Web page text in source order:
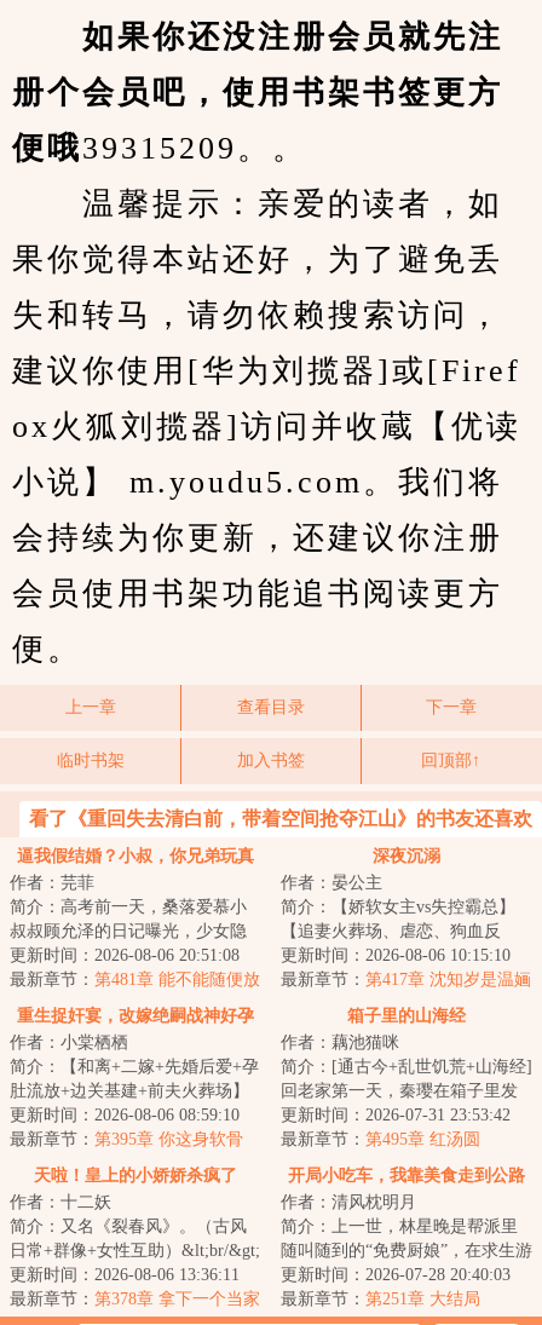
如果你还没注册会员就先注
册个会员吧，使用书架书签更方
便哦39315209。。
温馨提示：亲爱的读者，如
果你觉得本站还好，为了避免丢
失和转马，请勿依赖搜索访问，
建议你使用[华为刘揽器]或[Firef
ox火狐刘揽器]访问并收蔵【优读
小说】 m.youdu5.com。我们将
会持续为你更新，还建议你注册
会员使用书架功能追书阅读更方
便。
上一章 查看目录 下一章
临时书架 加入书签 回顶部↑
看了《重回失去清白前，带着空间抢夺江山》的书友还喜欢
逼我假结婚？小叔，你兄弟玩真
作者：芫菲
简介：高考前一天，桑落爱慕小
叔叔顾允泽的日记曝光，少女隐
秘心事被公开处刑。&lt;br/&gt;被
迫放弃高考...
更新时间：2026-08-06 20:51:08
最新章节： 第481章 能不能随便放
手？
深夜沉溺
作者：晏公主
简介：【娇软女主vs失控霸总】
【追妻火葬场、虐恋、狗血反
转、强制爱】&lt;br/&gt;结婚七
年，温婳怀孕的...
更新时间：2026-08-06 10:15:10
最新章节： 第417章 沈知岁是温婳
重生捉奸宴，改嫁绝嗣战神好孕
作者：小棠栖栖
简介：【和离+二嫁+先婚后爱+孕
肚流放+边关基建+前夫火葬场】
&lt;br/&gt;【重生女主VS穿越男
主】&lt;br/&...
更新时间：2026-08-06 08:59:10
最新章节： 第395章 你这身软骨
头，配当女兵吗？
箱子里的山海经
作者：藕池猫咪
简介：[通古今+乱世饥荒+山海经]
回老家第一天，秦璎在箱子里发
现个古代小人国。小人国里有乱
世饥荒，有暴...
更新时间：2026-07-31 23:53:42
最新章节： 第495章 红汤圆
天啦！皇上的小娇娇杀疯了
作者：十二妖
简介：又名《裂春风》。（古风
日常+群像+女性互助）&lt;br/&gt;
重生一世，年初九悟了：光有钱
不行，还得...
更新时间：2026-08-06 13:36:11
最新章节： 第378章 拿下一个当家
开局小吃车，我靠美食走到公路
尽头
作者：清风枕明月
简介：上一世，林星晚是帮派里
随叫随到的“免费厨娘”，在求生游
戏中苟延残喘三年，最后却被当
作挡刀的肉...
更新时间：2026-07-28 20:40:03
最新章节： 第251章 大结局